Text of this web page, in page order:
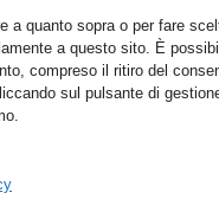
a quanto sopra o per fare
a questo sito. È
compreso il ritiro del
sul pulsante di